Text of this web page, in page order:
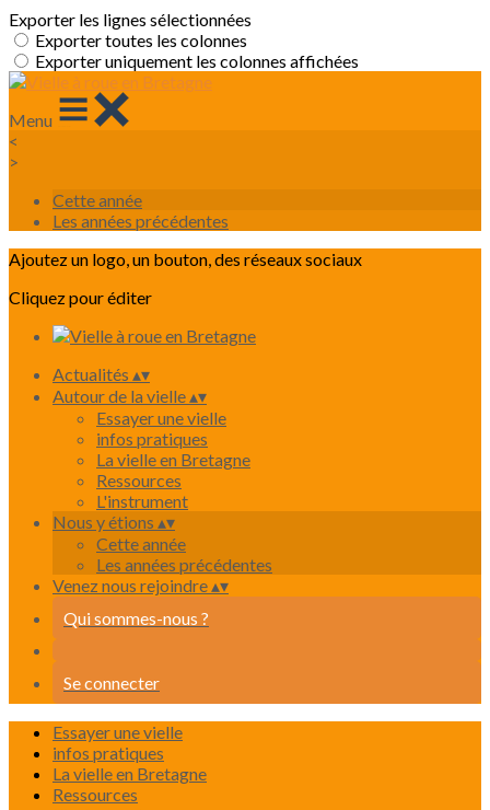
Exporter les lignes sélectionnées
Exporter toutes les colonnes
Exporter uniquement les colonnes affichées
Menu
<
>
Cette année
Les années précédentes
Ajoutez un logo, un bouton, des réseaux sociaux
Cliquez pour éditer
Actualités ▴▾
Autour de la vielle▴▾
Essayer une vielle
infos pratiques
La vielle en Bretagne
Ressources
L'instrument
Nous y étions ▴▾
Cette année
Les années précédentes
Venez nous rejoindre▴▾
Qui sommes-nous ?
Se connecter
Essayer une vielle
infos pratiques
La vielle en Bretagne
Ressources